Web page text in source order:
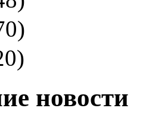
новости